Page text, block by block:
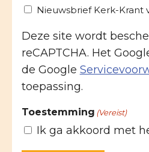
Nieuwsbrief Kerk-Krant
Deze site wordt
reCAPTCHA. Het
de Google
toepassing.
Toestemming (Vereist)
Ik ga akkoord met